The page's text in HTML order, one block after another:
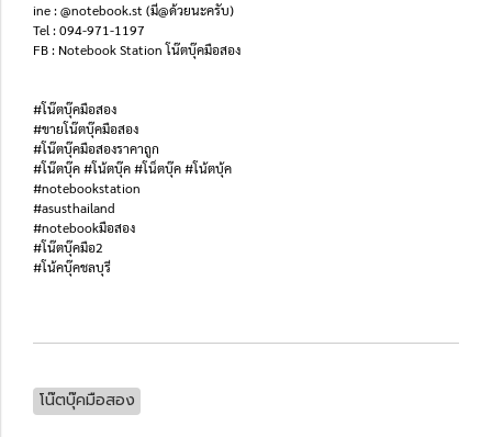
ine : @notebook.st (มี@ด้วยนะครับ)
Tel : 094-971-1197
FB : Notebook Station โน๊ตบุ๊คมือสอง
#โน๊ตบุ๊คมือสอง
#ขายโน๊ตบุ๊คมือสอง
#โน๊ตบุ๊คมือสองราคาถูก
#โน๊ตบุ๊ค #โน้ตบุ๊ค #โน็ตบุ๊ค #โน้ตบุ้ค
#notebookstation
#asusthailand
#notebookมือสอง
#โน๊ตบุ๊คมือ2
#โน้คบุ๊คชลบุรี
โน๊ตบุ๊คมือสอง